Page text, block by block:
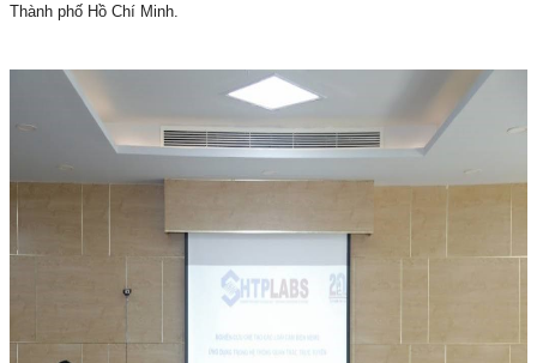
Thành phố Hồ Chí Minh.